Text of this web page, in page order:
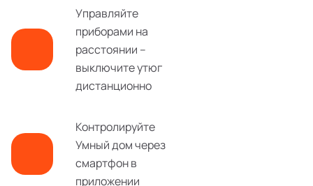
Управляйте
приборами на
расстоянии –
выключите утюг
дистанционно
Контролируйте
Умный дом через
смартфон в
приложении